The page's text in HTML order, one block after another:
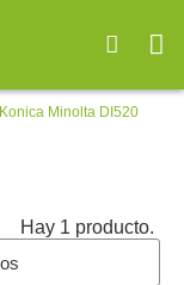
Konica Minolta DI520
Hay 1 producto.